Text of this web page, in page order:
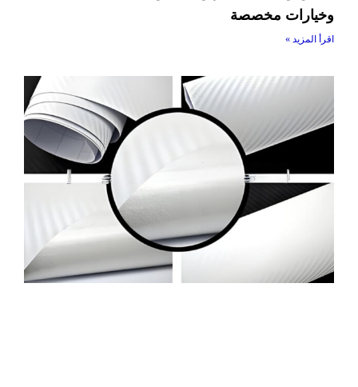
وخيارات مخصصة
اقرأ المزيد »